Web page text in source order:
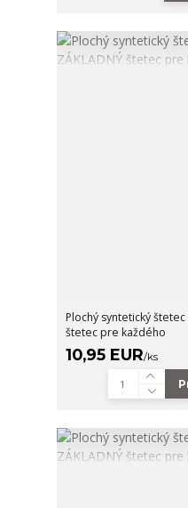
Plochý syntetický štetec
štetec pre každého
10,95 EUR/ks